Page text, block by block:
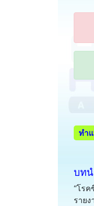
ทำ
บท
“โร
ราย